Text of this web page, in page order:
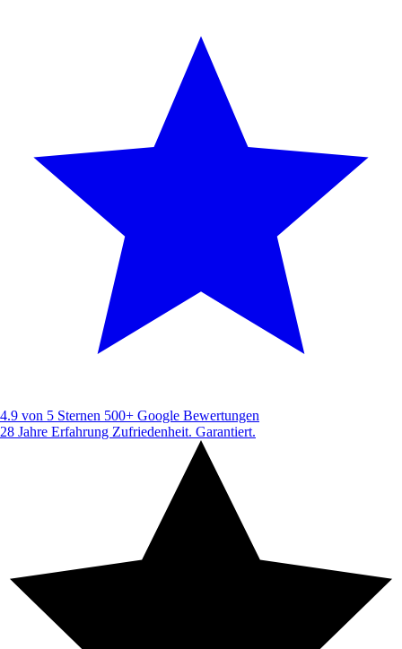
4.9 von 5 Sternen 500+ Google Bewertungen
28 Jahre Erfahrung Zufriedenheit. Garantiert.